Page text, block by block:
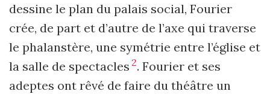
dessine le plan du palais social, Fourier
crée, de part et d’autre de l’axe qui traverse
le phalanstère, une symétrie entre l’église et
la salle de spectacles 2. Fourier et ses
adeptes ont rêvé de faire du théâtre un